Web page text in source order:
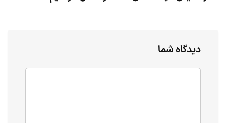
دیدگاه شما